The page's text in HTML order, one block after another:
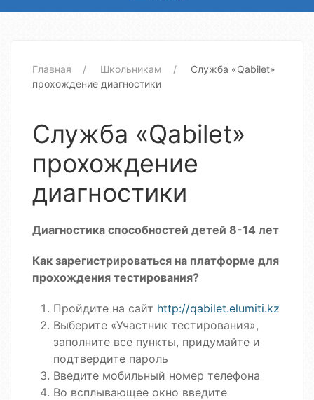
Главная Школьникам
Служба «Qabilet»
прохождение диагностики
Служба «Qabilet»
прохождение
диагностики
Диагностика способностей детей 8-14 лет
Как зарегистрироваться на платформе для
прохождения тестирования?
Пройдите на сайт http://qabilet.elumiti.kz
Выберите «Участник тестирования»,
заполните все пункты, придумайте и
подтвердите пароль
Введите мобильный номер телефона
Во всплывающее окно введите